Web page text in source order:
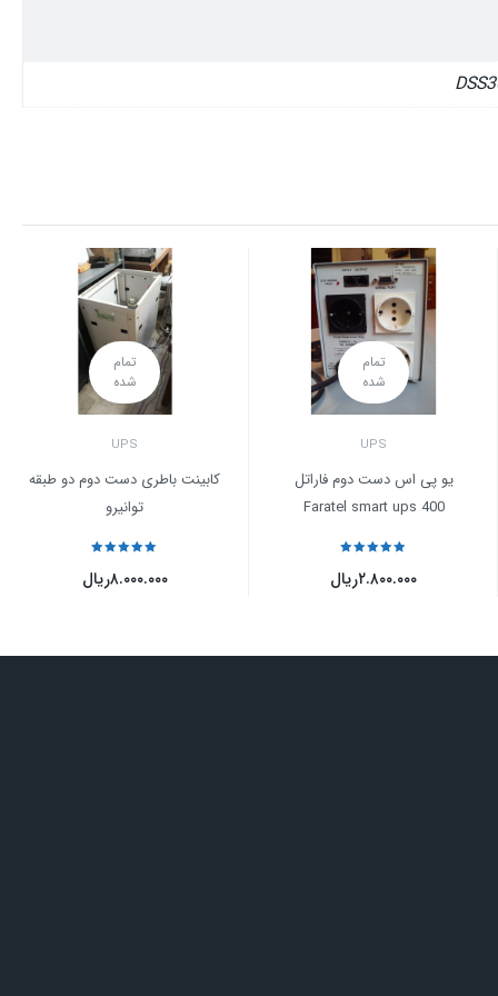
تمام
شده
UPS
یو پی اس دست دوم فاراتل
Faratel smart ups 400
ریال۲.۸۰۰.۰۰۰
تمام
شده
UPS
کابینت باطری دست دوم دو طبقه
توانیرو
ریال۸.۰۰۰.۰۰۰